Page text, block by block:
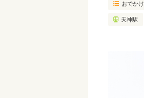
おでかけ
天神駅